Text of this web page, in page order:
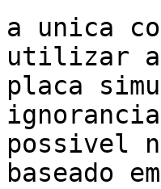
a unica
utilizar
placa
possivel
baseado